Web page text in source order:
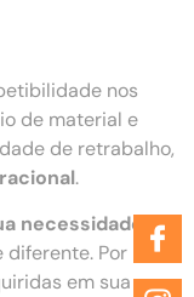
nos
de material e
de retrabalho,
.
necessidade
Por isso,
em sua